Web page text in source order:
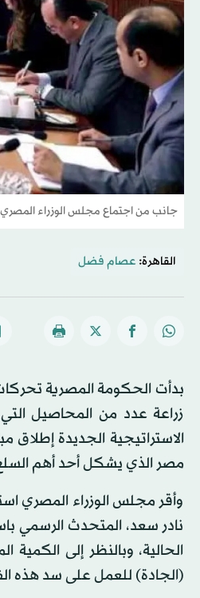
جانب من اجتماع مجلس الوزراء
القاهرة: عصام فضل
بدأت الحكومة المصرية تحركات
زراعة عدد من المحاصيل
الاستراتيجية الجديدة إطلاق
مصر الذي يشكل أحد أهم السلع
وأقر مجلس الوزراء المصري
نادر سعد، المتحدث الرسمي
الحالية، وبالنظر إلى
(الجادة) للعمل على سد هذه